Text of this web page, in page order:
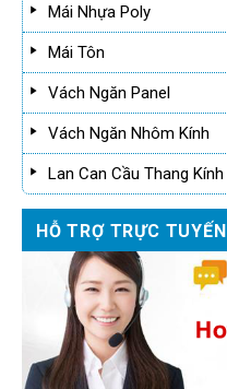
Mái Nhựa Poly
Mái Tôn
Vách Ngăn Panel
Vách Ngăn Nhôm Kính
Lan Can Cầu Thang Kính
HỖ TRỢ TRỰC TUYẾN